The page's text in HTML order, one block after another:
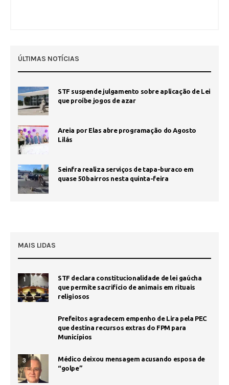
ÚLTIMAS NOTÍCIAS
STF suspende julgamento sobre aplicação de Lei
que proíbe jogos de azar
Areia por Elas abre programação do Agosto
Lilás
Seinfra realiza serviços de tapa-buraco em
quase 50 bairros nesta quinta-feira
MAIS LIDAS
1
STF declara constitucionalidade de lei gaúcha
que permite sacrifício de animais em rituais
religiosos
Prefeitos agradecem empenho de Lira pela PEC
que destina recursos extras do FPM para
Municípios
3
Médico deixou mensagem acusando esposa de
“golpe”